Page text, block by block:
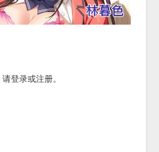
登录或注册。